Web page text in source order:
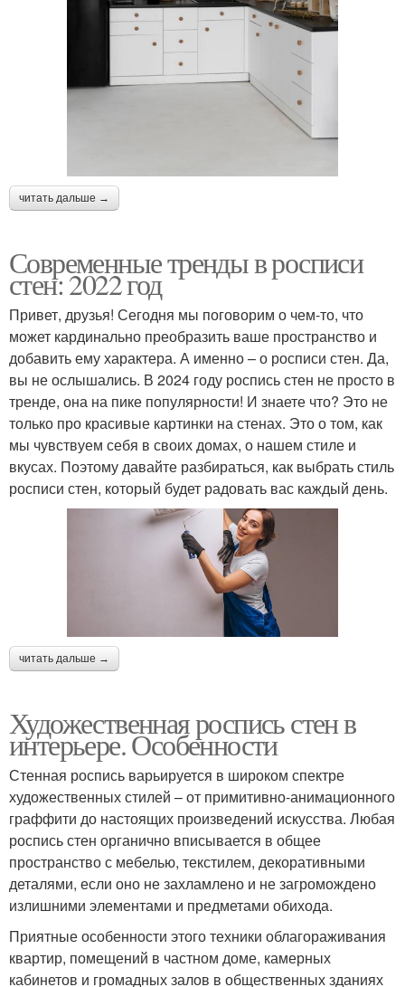
читать дальше →
Современные тренды в росписи
стен: 2022 год
Привет, друзья! Сегодня мы поговорим о чем-то, что
может кардинально преобразить ваше пространство и
добавить ему характера. А именно – о росписи стен. Да,
вы не ослышались. В 2024 году роспись стен не просто в
тренде, она на пике популярности! И знаете что? Это не
только про красивые картинки на стенах. Это о том, как
мы чувствуем себя в своих домах, о нашем стиле и
вкусах. Поэтому давайте разбираться, как выбрать стиль
росписи стен, который будет радовать вас каждый день.
читать дальше →
Художественная роспись стен в
интерьере. Особенности
Стенная роспись варьируется в широком спектре
художественных стилей – от примитивно-анимационного
граффити до настоящих произведений искусства. Любая
роспись стен органично вписывается в общее
пространство с мебелью, текстилем, декоративными
деталями, если оно не захламлено и не загромождено
излишними элементами и предметами обихода.
Приятные особенности этого техники облагораживания
квартир, помещений в частном доме, камерных
кабинетов и громадных залов в общественных зданиях